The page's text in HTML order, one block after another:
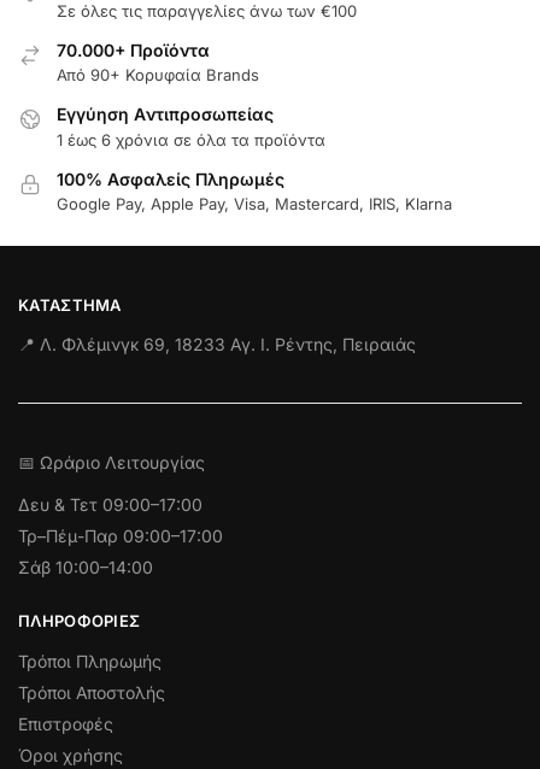
Σε όλες τις παραγγελίες άνω των €100
70.000+ Προϊόντα
Από 90+ Κορυφαία Brands
Εγγύηση Aντιπροσωπείας
1 έως 6 χρόνια σε όλα τα προϊόντα
100% Ασφαλείς Πληρωμές
Google Pay, Apple Pay, Visa, Mastercard, IRIS, Klarna
ΚΑΤΆΣΤΗΜΑ
📍 Λ. Φλέμινγκ 69, 18233 Αγ. Ι. Ρέντης, Πειραιάς
📅 Ωράριο Λειτουργίας
Δευ & Τετ 09:00–17:00
Τρ–Πέμ-Παρ 09:00–17:00
Σάβ 10:00–14:00
ΠΛΗΡΟΦΟΡΊΕΣ
Τρόποι Πληρωμής
Τρόποι Αποστολής
Επιστροφές
Όροι χρήσης